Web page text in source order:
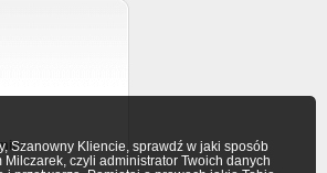
Szanowny Kliencie, sprawdź w jaki sposób
Milczarek, czyli administrator Twoich danych